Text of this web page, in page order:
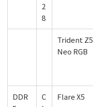
2
8
Trident Z5
Neo RGB
DDR
C
Flare X5